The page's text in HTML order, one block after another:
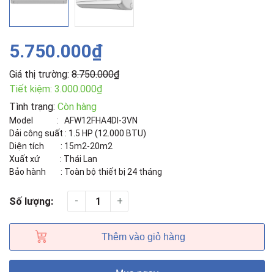
5.750.000₫
Giá thị trường: 8.750.000₫
Tiết kiệm: 3.000.000₫
Tình trạng: Còn hàng
Model : AFW12FHA4DI-3VN
Dải công suất : 1.5 HP (12.000 BTU)
Diện tích : 15m2-20m2
Xuất xứ : Thái Lan
Bảo hành : Toàn bộ thiết bị 24 tháng
Số lượng: - +
Thêm vào giỏ hàng